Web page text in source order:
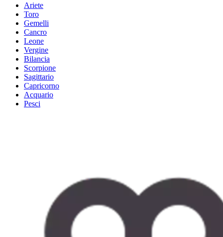
Ariete
Toro
Gemelli
Cancro
Leone
Vergine
Bilancia
Scorpione
Sagittario
Capricorno
Acquario
Pesci